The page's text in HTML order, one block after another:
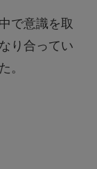
で意識を取
り合ってい
。